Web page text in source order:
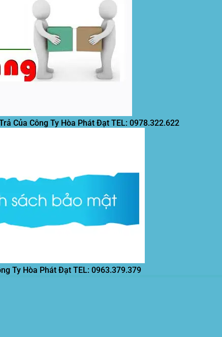
Của Công Ty Hòa Phát Đạt TEL: 0978.322.622
Ty Hòa Phát Đạt TEL: 0963.379.379